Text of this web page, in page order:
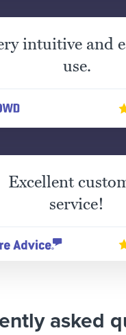
intuitive and
use.
Excellent
service!
asked